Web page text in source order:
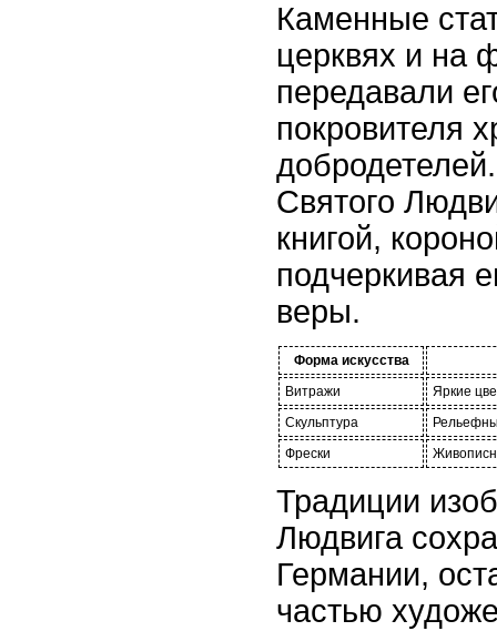
Каменные
церквях и на
передавали
покровителя
Святого
книгой,
подчеркивая
веры.
Форма искусства
Витражи
Яркие
Скульптура
Фрески
Традиции
Людвига
Германии,
частью